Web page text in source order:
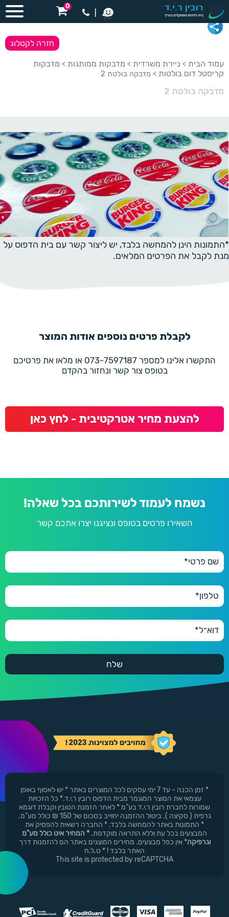
0
עמוד הבית > ניירת משרדית > מדבקות ממותגות > מדבקות
קריסטל דום בולטות > מדבקה בולטת 2
מדבקה בולטת 2
חזרה לקטלוג
*התמונות הינן להמחשה בלבד, יש ליצור קשר עם בית הדפוס על
מנת לקבל את הפרטים המלאים.
לקבלת פרטים נוספים אודות המוצר
התקשרו אלינו למספר 073-7597187 או מלאו את פרטיכם
בטופס צור קשר ונחזור בהקדם
להצעת מחיר אטרקטיבית - לחץ כאן
נשמח לעמוד לשירותכם בכל שאלה!
השאירו פרטים בטופס ונציגנו יצרו אתכם קשר
* זמן הכנה - עד 7 ימי עסקים לכל המוצרים באתר * יש לאסוף באופן
עצמאי את המוצר המוגמר מבית הדפוס רובין ר.י.ד.* כל הזכויות
שמורות לחברת רובין ר.י.ד בע"מ * לאחר הזמנת הטובין וקבלת דוגמא
גרפית ( סקיצה ). ביטול ההזמנה יחוייב בסכום של 150 ₪ כולל מע"מ.
* התמונות באתר להמחשה בלבד. * החברה רשאית להפסיק את
המבצעים בכל עת וללא התראה מוקדמת. * המחיר אינו כולל מע"מ
וגרפיקה* אין כפל מבצעים. מחירים המוצגים באתר הם להזמנות דרך
האתר בלבד ! * ט.ל.ח
This site is protected by reCAPTCHA